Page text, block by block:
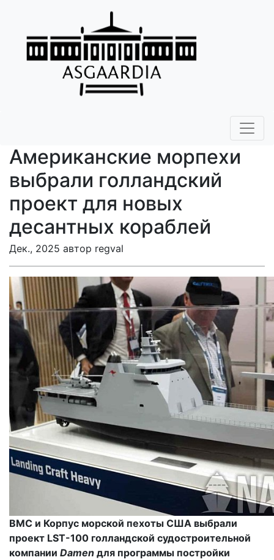
Американские морпехи
выбрали голландский
проект для новых
десантных кораблей
Дек., 2025 автор regval
ВМС и Корпус морской пехоты США выбрали
проект LST-100 голландской судостроительной
компании Damen для программы постройки